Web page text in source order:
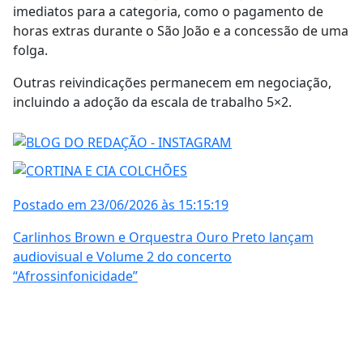
imediatos para a categoria, como o pagamento de
horas extras durante o São João e a concessão de uma
folga.
Outras reivindicações permanecem em negociação,
incluindo a adoção da escala de trabalho 5×2.
Postado em 23/06/2026 às 15:15:19
Carlinhos Brown e Orquestra Ouro Preto lançam
audiovisual e Volume 2 do concerto
“Afrossinfonicidade”